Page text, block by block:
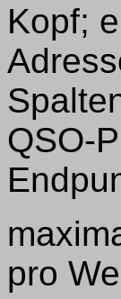
Kopf;
QSO-
pro